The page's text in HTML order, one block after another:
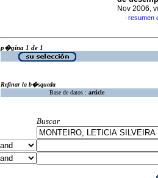
Nov 2006,
· resumen
p�gina 1 de 1
Refinar la b�squeda
Base de datos : article
Buscar